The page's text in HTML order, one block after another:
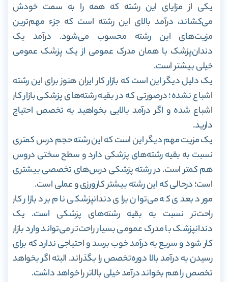
یکی از مزایای این رشته که همه را به‌ سمت خودش
می‌کشاند، درآمد بالای این رشته است که جزء مهم‌ترین
مزیت‌های این رشته محسوب می‌شود. درآمد یک
دندان‌پزشک با همان مدرک عمومی از یک پزشک عمومی
خیلی بیشتر است.
یک دلیل دیگر این است که بازار کار ایران هنوز برای این رشته
اشباع نشده؛ درصورتی که در بقیه رشته‌های پزشکی بازار کار
اشباع شده و اگر درآمد بالایی بخواهید به تخصص احتیاج
دارید.
یک مزیت مهم دیگر این است که این رشته حجم درس کمتری
نسبت به بقیه رشته‌های پزشکی دارد و سطح سختی دروس
هم کمتر است. در رشته پزشکی درس‌های تخصصی بیشتری
است؛ درحالی که این رشته بیشتر کارورزی و عملی است.
مورد بعدی که می‌توان برای دندانپزشکی نام برد بازار کار
راحت‌تر نسبت به بقیه رشته‌های پزشکی است. یک
دندانپزشک با مدرک عمومی بسیار راحت‌تر می‌تواند وارد بازار
کار شود و سریع به درآمد خوب برسد و احتیاجی ندارد که برای
رسیدن به درآمد بالا دوره‌تخصص را بگذراند. البته اگر بخواهد
تخصص را هم بخواند درآمد خیلی بالاتر را خواهد داشت.